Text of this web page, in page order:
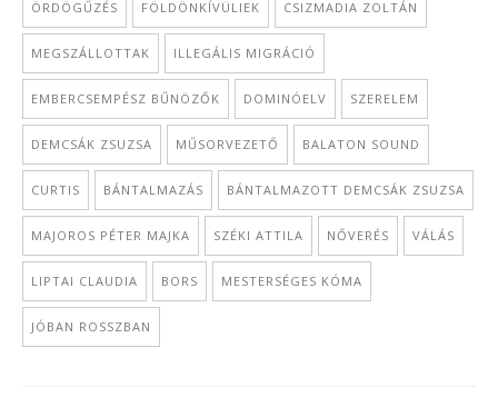
ÖRDÖGŰZÉS FÖLDÖNKÍVÜLIEK CSIZMADIA ZOLTÁN
MEGSZÁLLOTTAK ILLEGÁLIS MIGRÁCIÓ
EMBERCSEMPÉSZ BŰNÖZŐK DOMINÓELV SZERELEM
DEMCSÁK ZSUZSA MŰSORVEZETŐ BALATON SOUND
CURTIS BÁNTALMAZÁS BÁNTALMAZOTT DEMCSÁK ZSUZSA
MAJOROS PÉTER MAJKA SZÉKI ATTILA NŐVERÉS VÁLÁS
LIPTAI CLAUDIA BORS MESTERSÉGES KÓMA
JÓBAN ROSSZBAN